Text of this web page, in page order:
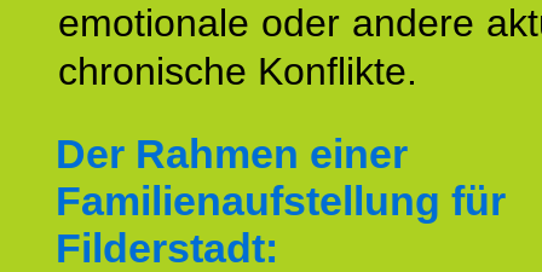
emotionale oder andere
chronische Konflikte.
Der Rahmen einer
Familienaufstellung für
Filderstadt: